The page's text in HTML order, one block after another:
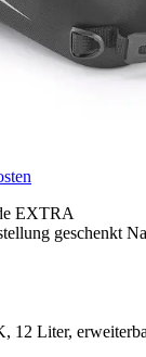
EXTRA
geschenkt
12 Liter,